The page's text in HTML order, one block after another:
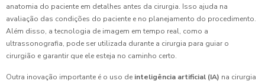
anatomia do paciente em detalhes antes da cirurgia. Isso ajuda na
avaliação das condições do paciente e no planejamento do procedimento.
Além disso, a tecnologia de imagem em tempo real, como a
ultrassonografia, pode ser utilizada durante a cirurgia para guiar o
cirurgião e garantir que ele esteja no caminho certo.
Outra inovação importante é o uso de inteligência artificial (IA) na cirurgia